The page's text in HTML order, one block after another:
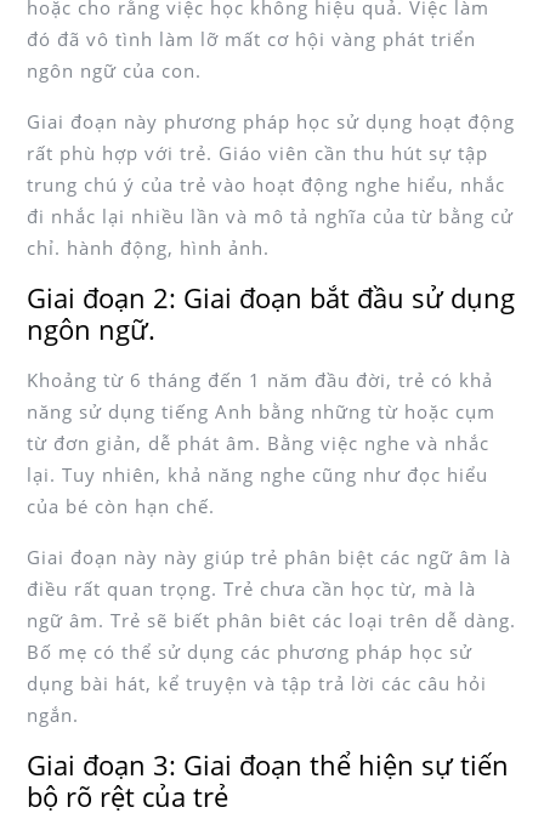
hoặc cho rằng việc học không hiệu quả. Việc làm
đó đã vô tình làm lỡ mất cơ hội vàng phát triển
ngôn ngữ của con.
Giai đoạn này phương pháp học sử dụng hoạt động
rất phù hợp với trẻ. Giáo viên cần thu hút sự tập
trung chú ý của trẻ vào hoạt động nghe hiểu, nhắc
đi nhắc lại nhiều lần và mô tả nghĩa của từ bằng cử
chỉ. hành động, hình ảnh.
Giai đoạn 2: Giai đoạn bắt đầu sử dụng
ngôn ngữ.
Khoảng từ 6 tháng đến 1 năm đầu đời, trẻ có khả
năng sử dụng tiếng Anh bằng những từ hoặc cụm
từ đơn giản, dễ phát âm. Bằng việc nghe và nhắc
lại. Tuy nhiên, khả năng nghe cũng như đọc hiểu
của bé còn hạn chế.
Giai đoạn này này giúp trẻ phân biệt các ngữ âm là
điều rất quan trọng. Trẻ chưa cần học từ, mà là
ngữ âm. Trẻ sẽ biết phân biêt các loại trên dễ dàng.
Bố mẹ có thể sử dụng các phương pháp học sử
dụng bài hát, kể truyện và tập trả lời các câu hỏi
ngắn.
Giai đoạn 3: Giai đoạn thể hiện sự tiến
bộ rõ rệt của trẻ